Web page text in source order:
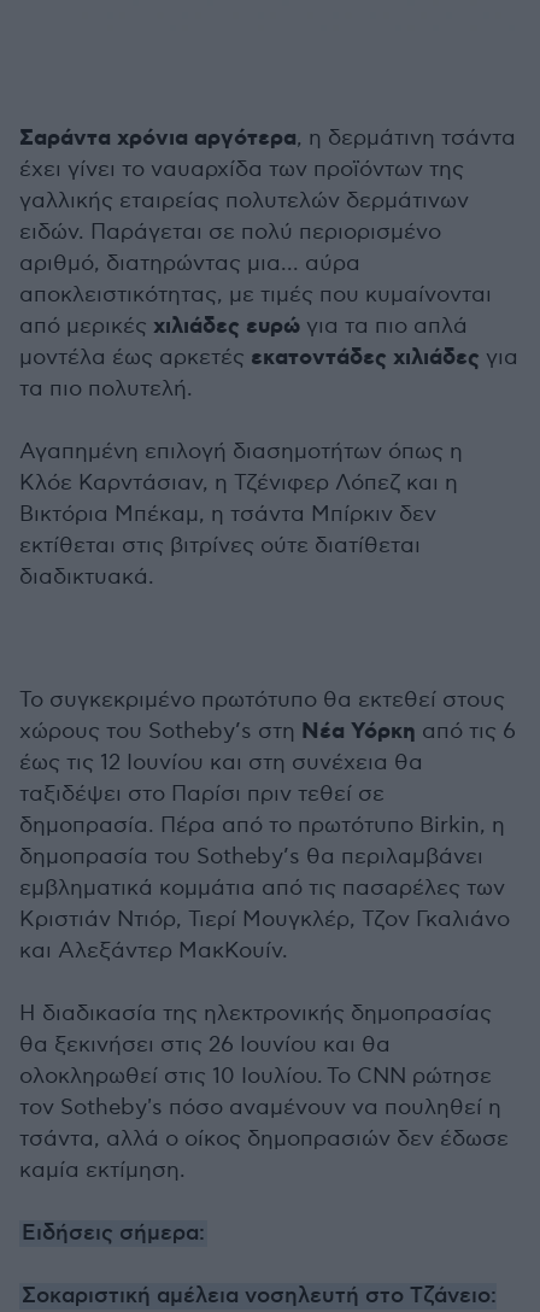
Σαράντα χρόνια αργότερα, η δερμάτινη τσάντα
έχει γίνει το ναυαρχίδα των προϊόντων της
γαλλικής εταιρείας πολυτελών δερμάτινων
ειδών. Παράγεται σε πολύ περιορισμένο
αριθμό, διατηρώντας μια... αύρα
αποκλειστικότητας, με τιμές που κυμαίνονται
από μερικές χιλιάδες ευρώ για τα πιο απλά
μοντέλα έως αρκετές εκατοντάδες χιλιάδες για
τα πιο πολυτελή.
Αγαπημένη επιλογή διασημοτήτων όπως η
Κλόε Καρντάσιαν, η Τζένιφερ Λόπεζ και η
Βικτόρια Μπέκαμ, η τσάντα Μπίρκιν δεν
εκτίθεται στις βιτρίνες ούτε διατίθεται
διαδικτυακά.
Το συγκεκριμένο πρωτότυπο θα εκτεθεί στους
χώρους του Sotheby’s στη Νέα Υόρκη από τις 6
έως τις 12 Ιουνίου και στη συνέχεια θα
ταξιδέψει στο Παρίσι πριν τεθεί σε
δημοπρασία. Πέρα από το πρωτότυπο Birkin, η
δημοπρασία του Sotheby’s θα περιλαμβάνει
εμβληματικά κομμάτια από τις πασαρέλες των
Κριστιάν Ντιόρ, Τιερί Μουγκλέρ, Τζον Γκαλιάνο
και Αλεξάντερ ΜακΚουίν.
Η διαδικασία της ηλεκτρονικής δημοπρασίας
θα ξεκινήσει στις 26 Ιουνίου και θα
ολοκληρωθεί στις 10 Ιουλίου. Το CNN ρώτησε
τον Sotheby's πόσο αναμένουν να πουληθεί η
τσάντα, αλλά ο οίκος δημοπρασιών δεν έδωσε
καμία εκτίμηση.
Ειδήσεις σήμερα:
Σοκαριστική αμέλεια νοσηλευτή στο Τζάνειο: